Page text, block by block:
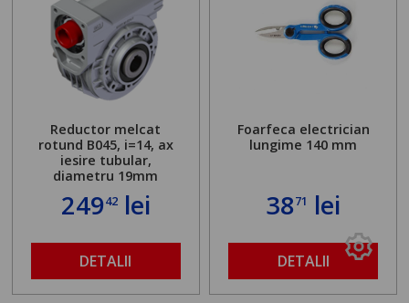
Reductor melcat
rotund B045, i=14, ax
iesire tubular,
diametru 19mm
24942lei
DETALII
Foarfeca electrician
lungime 140 mm
3871 lei
DETALII